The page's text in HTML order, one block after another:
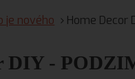
je nového Home Decor
DIY -